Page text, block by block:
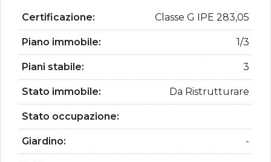
Certificazione: Classe G IPE 283,05
Piano immobile: 1/3
Piani stabile: 3
Stato immobile: Da Ristrutturare
Stato occupazione:
Giardino: -